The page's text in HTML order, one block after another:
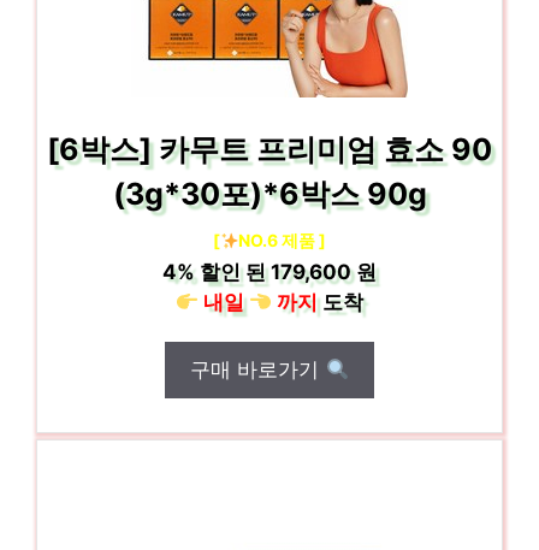
[6박스] 카무트 프리미엄 효소 90
(3g*30포)*6박스 90g
[ NO.6 제품 ]
4%할인 된179,600 원
내일
까지도착
구매 바로가기